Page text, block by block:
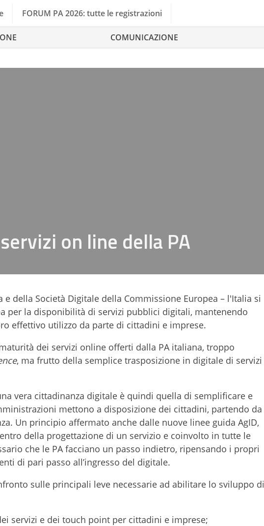
FORUM PA 2026: tutte le registrazioni
COMUNICAZIONE
on line della PA
e della Società Digitale della Commissione Europea – l'Italia si
per la disponibilità di servizi pubblici digitali, mantenendo
effettivo utilizzo da parte di cittadini e imprese.
dei servizi online offerti dalla PA italiana, troppo
, ma frutto della semplice trasposizione in digitale di servizi
vera cittadinanza digitale è quindi quella di semplificare e
mettono a disposizione dei cittadini, partendo da
Un principio affermato anche dalle nuove linee guida AgID,
della progettazione di un servizio e coinvolto in tutte le
che le PA facciano un passo indietro, ripensando i propri
di pari passo all’ingresso del digitale.
sulle principali leve necessarie ad abilitare lo sviluppo di
servizi e dei touch point per cittadini e imprese;